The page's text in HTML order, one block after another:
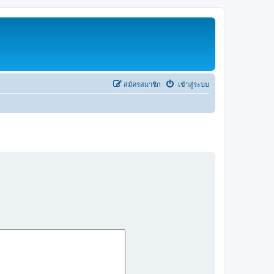
เข้าสู่ระบบ
สมัครสมาชิก